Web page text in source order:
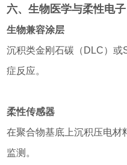
六、生物医学与柔性电子
生物兼容涂层
沉积类金刚石碳（DLC）或
症反应。
柔性传感器
在聚合物基底上沉积压电材
监测。